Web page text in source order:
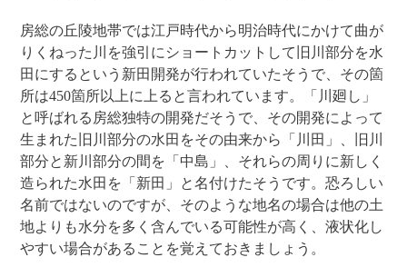
房総の丘陵地帯では江戸時代から明治時代にかけて曲が
りくねった川を強引にショートカットして旧川部分を水
田にするという新田開発が行われていたそうで、その箇
所は450箇所以上に上ると言われています。「川廻し」
と呼ばれる房総独特の開発だそうで、その開発によって
生まれた旧川部分の水田をその由来から「川田」、旧川
部分と新川部分の間を「中島」、それらの周りに新しく
造られた水田を「新田」と名付けたそうです。恐ろしい
名前ではないのですが、そのような地名の場合は他の土
地よりも水分を多く含んでいる可能性が高く、液状化し
やすい場合があることを覚えておきましょう。